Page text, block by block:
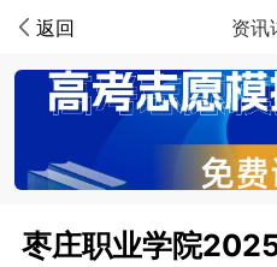
返回 资讯
枣庄职业学院2025